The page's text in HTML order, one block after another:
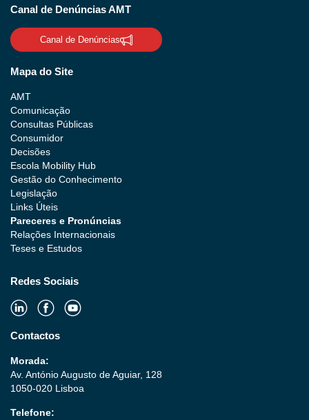
Canal de Denúncias AMT
Canal de Denúncias
Mapa do Site
AMT
Comunicação
Consultas Públicas
Consumidor
Decisões
Escola Mobility Hub
Gestão do Conhecimento
Legislação
Links Úteis
Pareceres e Pronúncias
Relações Internacionais
Teses e Estudos
Redes Sociais
Contactos
Morada:
Av. António Augusto de Aguiar, 128
1050-020 Lisboa
Telefone: